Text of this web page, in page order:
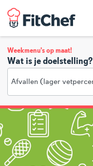
Weekmenu's op maat!
Wat is je doelstelling?